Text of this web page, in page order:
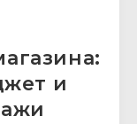
и